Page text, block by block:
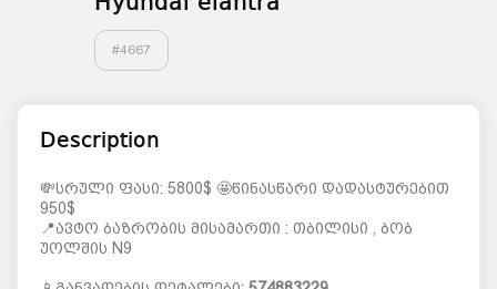
#4667
Description
💸სრული ფასი: 5800$ 🤩წინასწარი დადასტურებით
950$
📍ავტო ბაზრობის მისამართი : თბილისი , ბობ
უოლშის N9